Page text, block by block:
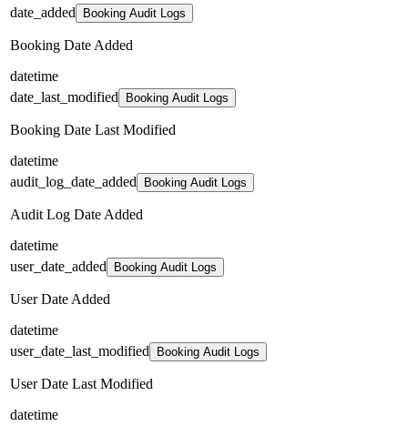
date_added
Booking Audit Logs
Booking Date Added
datetime
date_last_modified
Booking Audit Logs
Booking Date Last Modified
datetime
audit_log_date_added
Booking Audit Logs
Audit Log Date Added
datetime
user_date_added
Booking Audit Logs
User Date Added
datetime
user_date_last_modified
Booking Audit Logs
User Date Last Modified
datetime